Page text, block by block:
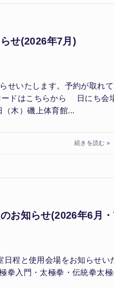
せ(2026年7月)
せいたします。予約が取
ドはこちらから 日にち会
木）磯上体育館...
お知らせ(2026年6月
日程と使用会場をお知らせ
入門・太極拳・伝統拳太